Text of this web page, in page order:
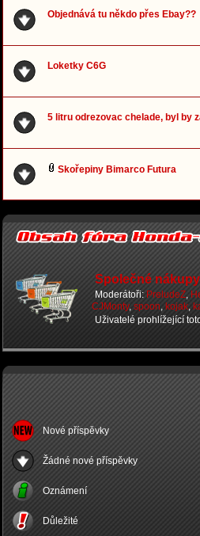
Objednává tu někdo přes Ebay??
Loketky C6G
5 litru odrezovac chelade, byl by
Skořepiny Bimarco Futura
Společné nákupy
Moderátoři: PreludeZ,
CJMonty, spoon, kojak,
Uživatelé prohlížející
Nové příspěvky
Žádné nové příspěvky
Oznámení
Důležité